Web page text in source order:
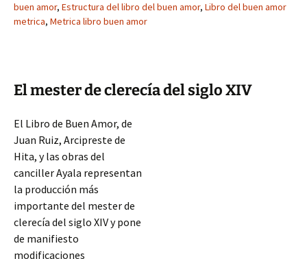
buen amor, Estructura del libro del buen amor, Libro del buen amor
metrica, Metrica libro buen amor
El mester de clerecía del siglo XIV
El Libro de Buen Amor, de
Juan Ruiz, Arcipreste de
Hita, y las obras del
canciller Ayala representan
la producción más
importante del mester de
clerecía del siglo XIV y pone
de manifiesto
modificaciones